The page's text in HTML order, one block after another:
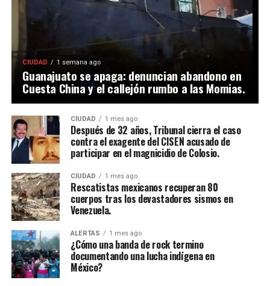
CIUDAD 1 semana ago
Guanajuato se apaga: denuncian abandono en
Cuesta China y el callejón rumbo a las Momias.
CIUDAD 1 mes ago
Después de 32 años, Tribunal cierra el caso
contra el exagente del CISEN acusado de
participar en el magnicidio de Colosio.
CIUDAD 1 mes ago
Rescatistas mexicanos recuperan 80
cuerpos tras los devastadores sismos en
Venezuela.
ALERTAS 1 mes ago
¿Cómo una banda de rock termino
documentando una lucha indígena en
México?